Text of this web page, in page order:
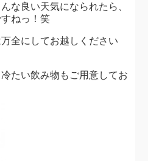
な良い天気になられたら、
ねっ！笑
全にしてお越しください
たい飲み物もご用意してお